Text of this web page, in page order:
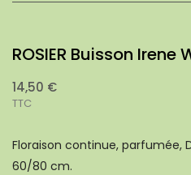
ROSIER Buisson Irene
14,50 €
TTC
Floraison continue, parfumée,
60/80 cm.